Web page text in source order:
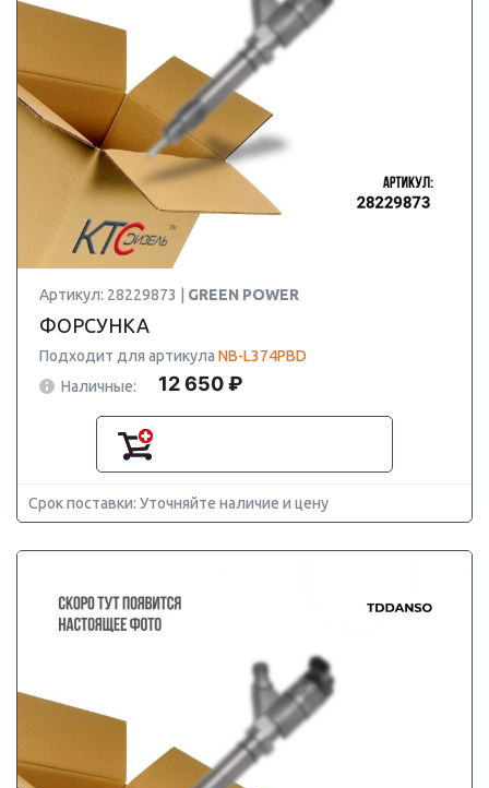
Артикул: 28229873 | GREEN POWER
ФОРСУНКА
Подходит для артикула NB-L374PBD
Наличные:
12 650 ₽
Срок поставки: Уточняйте наличие и цену